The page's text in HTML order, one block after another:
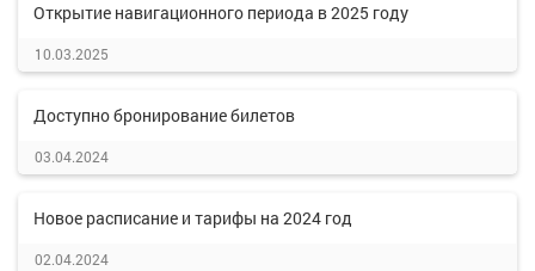
Открытие навигационного периода в 2025 году
10.03.2025
Доступно бронирование билетов
03.04.2024
Новое расписание и тарифы на 2024 год
02.04.2024